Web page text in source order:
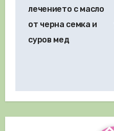
лечението с масло
от черна семка и
суров мед